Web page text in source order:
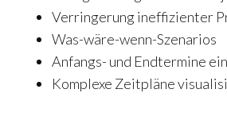
Verringerung ineffizienter
Was-wäre-wenn-Szenarios
Anfangs- und Endtermine
Komplexe Zeitpläne